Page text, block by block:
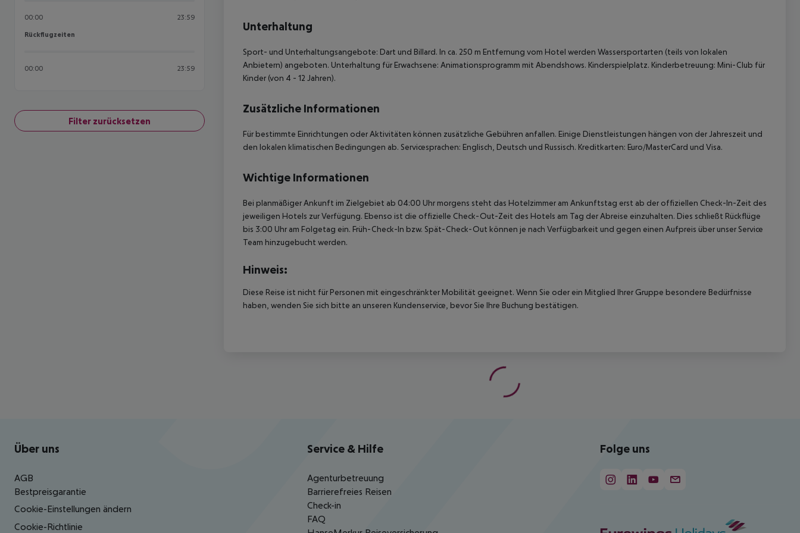
00:00 23:59
Rückflugzeiten
Rückflugzeiten
00:00 23:59
Filter zurücksetzen
Unterhaltung
Sport- und Unterhaltungsangebote: Dart und Billard. In ca. 250 m Entfernung vom Hotel werden Wassersportarten (teils von lokalen
Anbietern) angeboten. Unterhaltung für Erwachsene: Animationsprogramm mit Abendshows. Kinderspielplatz. Kinderbetreuung: Mini-Club für
Kinder (von 4 - 12 Jahren).
Zusätzliche Informationen
Für bestimmte Einrichtungen oder Aktivitäten können zusätzliche Gebühren anfallen. Einige Dienstleistungen hängen von der Jahreszeit und
den lokalen klimatischen Bedingungen ab. Servicesprachen: Englisch, Deutsch und Russisch. Kreditkarten: Euro/MasterCard und Visa.
Wichtige Informationen
Bei planmäßiger Ankunft im Zielgebiet ab 04:00 Uhr morgens steht das Hotelzimmer am Ankunftstag erst ab der offiziellen Check-In-Zeit des
jeweiligen Hotels zur Verfügung. Ebenso ist die offizielle Check-Out-Zeit des Hotels am Tag der Abreise einzuhalten. Dies schließt Rückflüge
bis 3:00 Uhr am Folgetag ein. Früh-Check-In bzw. Spät-Check-Out können je nach Verfügbarkeit und gegen einen Aufpreis über unser Service
Team hinzugebucht werden.
Hinweis:
Diese Reise ist nicht für Personen mit eingeschränkter Mobilität geeignet. Wenn Sie oder ein Mitglied Ihrer Gruppe besondere Bedürfnisse
haben, wenden Sie sich bitte an unseren Kundenservice, bevor Sie Ihre Buchung bestätigen.
Footer navigation
Über uns
AGB
Bestpreisgarantie
Cookie-Einstellungen ändern
Cookie-Richtlinie
Service & Hilfe
Agenturbetreuung
Barrierefreies Reisen
Check-in
FAQ
Folge uns